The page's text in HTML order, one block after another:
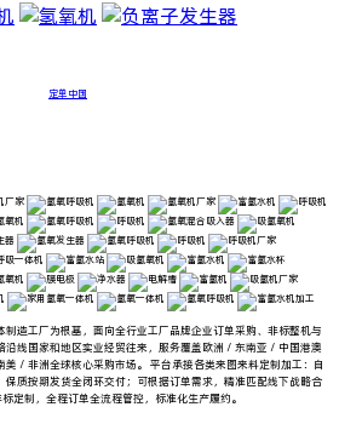
定单中国
制造工厂为根基，面向全行业工厂品牌企业订单采购、非标整机与
沿线国家和地区实业经贸往来，服务覆盖欧洲 / 东南亚 / 中国港澳
/ 非洲全球核心采购市场。 平台承接各类来图来料定制加工：自
质按期发货全闭环交付；可根据订单需求，精准匹配线下战略合
定制，全程订单全流程管控，标准化生产履约。